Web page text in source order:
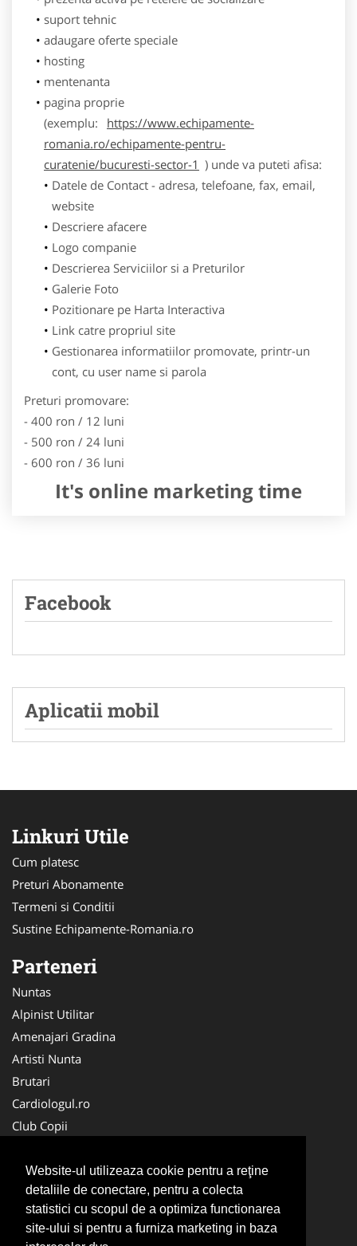
Website-ul utilizeaza cookie pentru a reţine
detaliile de conectare, pentru a colecta
statistici cu scopul de a optimiza functionarea
site-ului si pentru a furniza marketing in baza
suport tehnic
adaugare oferte speciale
hosting
mentenanta
pagina proprie
(exemplu:
https://www.echipamente-
romania.ro/echipamente-pentru-
curatenie/bucuresti-sector-1 ) unde va puteti afisa:
Datele de Contact - adresa, telefoane, fax, email,
website
Descriere afacere
Logo companie
Descrierea Serviciilor si a Preturilor
Galerie Foto
Pozitionare pe Harta Interactiva
Link catre propriul site
Gestionarea informatiilor promovate, printr-un
cont, cu user name si parola
Preturi promovare:
- 400 ron / 12 luni
- 500 ron / 24 luni
- 600 ron / 36 luni
It's online marketing time
Facebook
Aplicatii mobil
Linkuri Utile
Cum platesc
Preturi Abonamente
Termeni si Conditii
Sustine Echipamente-Romania.ro
Parteneri
Nuntas
Alpinist Utilitar
Amenajari Gradina
Artisti Nunta
Brutari
Cardiologul.ro
Club Copii
Ambalaje Romania
Cabinet-Individual.ro
CentruInchirieri.ro
Cursuri Romania